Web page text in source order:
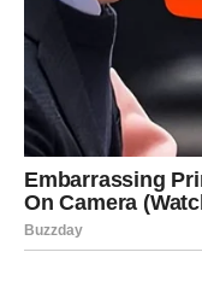
Ali ta osoba dolazi
zaslužujete više.
ŠTA
Posle današnjeg
se menja. Ljudi